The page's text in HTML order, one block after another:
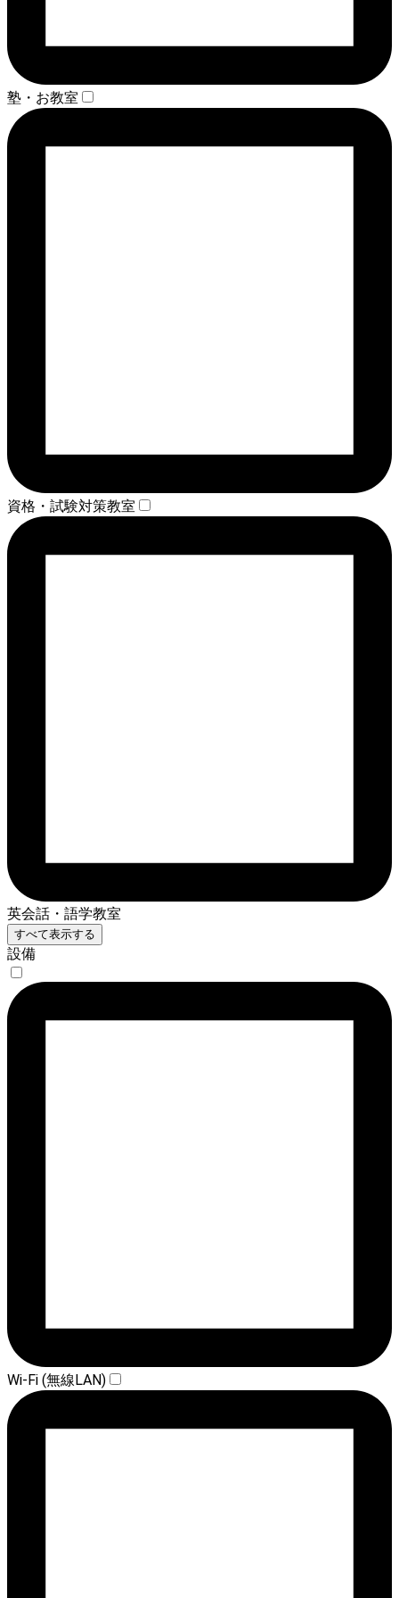
塾・お教室
資格・試験対策教室
英会話・語学教室
すべて表示する
設備
Wi-Fi (無線LAN)